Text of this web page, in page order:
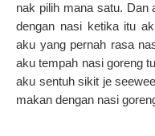
nak pilih mana satu. Dan
dengan nasi ketika itu
aku yang pernah rasa
aku tempah nasi goreng
aku sentuh sikit je
makan dengan nasi